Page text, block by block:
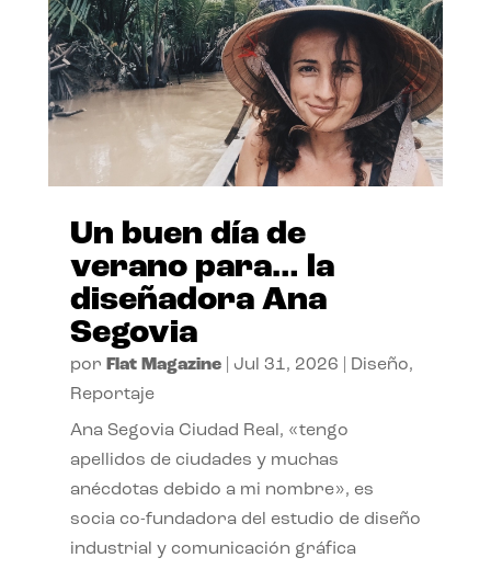
Un buen día de
verano para… la
diseñadora Ana
Segovia
por Flat Magazine| Jul 31, 2026 Diseño,
Reportaje
Ana Segovia Ciudad Real, «tengo
apellidos de ciudades y muchas
anécdotas debido a mi nombre», es
socia co-fundadora del estudio de diseño
industrial y comunicación gráfica